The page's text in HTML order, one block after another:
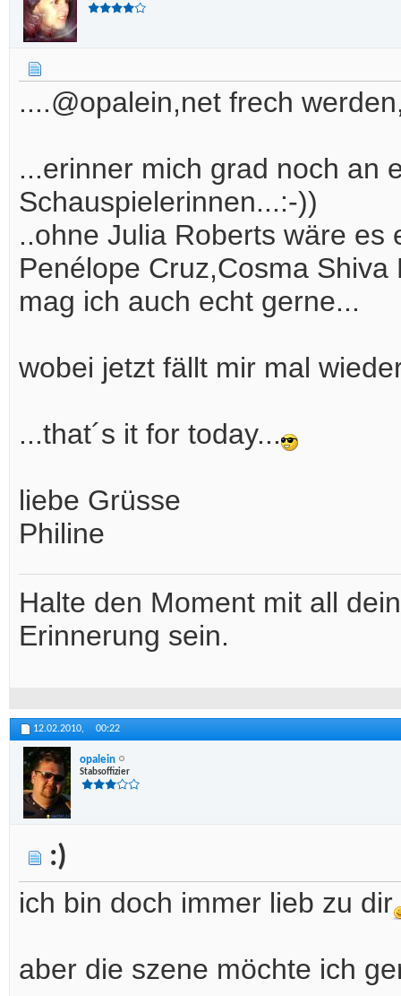
....@opalein,net frech
...erinner mich grad noch an
Schauspielerinnen...:-))
..ohne Julia Roberts wäre es
Penélope Cruz,Cosma
mag ich auch echt gerne...
wobei jetzt fällt mir mal
...that´s it for today...
liebe Grüsse
Philine
Halte den Moment mit all
Erinnerung sein.
12.02.2010, 00:22
opalein
Stabsoffizier
:)
ich bin doch immer lieb zu dir
aber die szene möchte ich